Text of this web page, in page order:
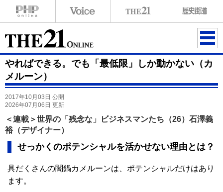
ME
NU
やればできる。でも「最低限」しか動かない（カ
メルーン）
2017年10月03日 公開
2026年07月06日 更新
＜連載＞世界の「残念な」ビジネスマンたち（26）石澤義
裕（デザイナー）
せっかくのポテンシャルを活かせない理由とは？
具だくさんの闇鍋カメルーンは、ポテンシャルだけはあり
ます。